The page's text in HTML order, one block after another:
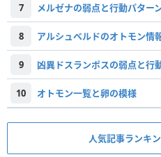
7 メルゼナの弱点と行動パター
8 アルシュベルドのオトモン情
9 凶異ドスランポスの弱点と行
10 オトモン一覧と卵の模様
人気記事ランキ